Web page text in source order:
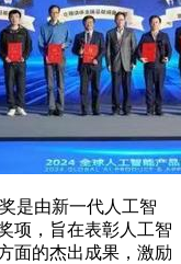
由新一代人工智
项，旨在表彰人工智
面的杰出成果，激励